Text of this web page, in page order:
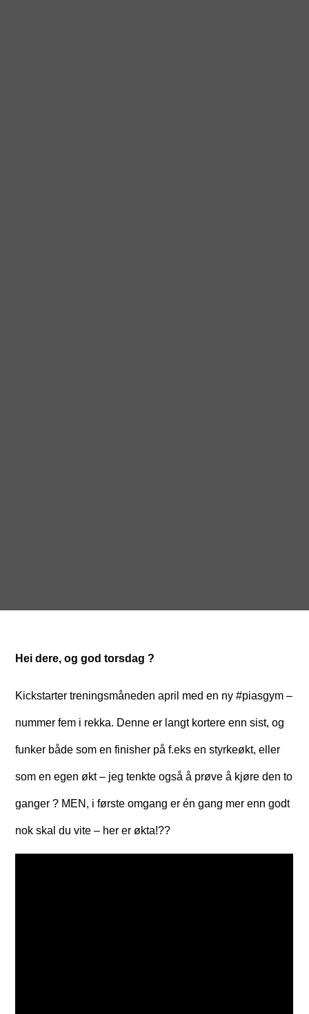
Hei dere, og god torsdag ?
Kickstarter treningsmåneden april med en ny #piasgym –
nummer fem i rekka. Denne er langt kortere enn sist, og
funker både som en finisher på f.eks en styrkeøkt, eller
som en egen økt – jeg tenkte også å prøve å kjøre den to
ganger ? MEN, i første omgang er én gang mer enn godt
nok skal du vite – her er økta!??